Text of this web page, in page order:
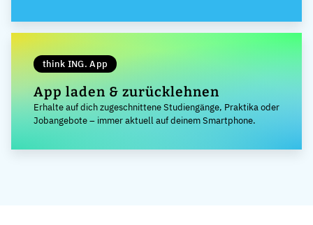
think ING. App
App laden & zurücklehnen
Erhalte auf dich zugeschnittene Studiengänge, Praktika oder
Jobangebote – immer aktuell auf deinem Smartphone.